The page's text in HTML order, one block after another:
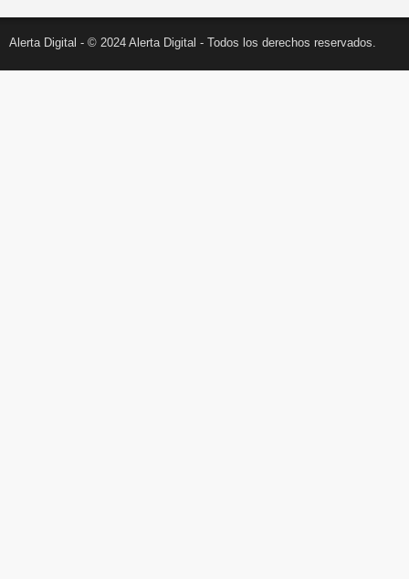
Alerta Digital - © 2024 Alerta Digital - Todos los derechos reservados.